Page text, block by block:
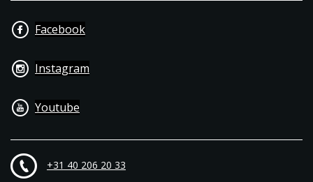
Facebook
Instagram
Youtube
+31 40 206 20 33